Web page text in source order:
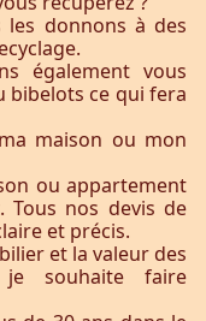
donnons à des
également vous
bibelots ce qui fera
maison ou mon
ou appartement
Tous nos devis de
et précis.
et la valeur des
souhaite faire